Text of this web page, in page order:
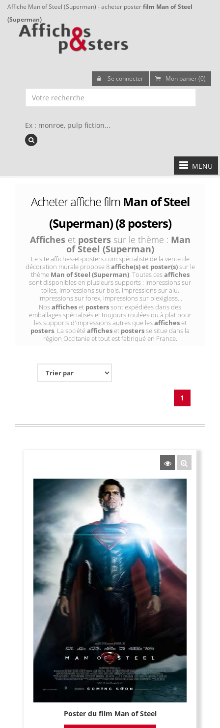
Affiche Man of Steel (Superman) - acheter posterfilm Man of Steel
(Superman)
Se connecter Mon panier (0)
Ex : monroe, pulp fiction...
MENU
Acheter affiche film Man of Steel
(Superman) (8 posters)
Afficheset posterssur le thème : Man
of Steel (Superman)
Le site affiches-et-posters.com spécialiste de la vente de
décoration murale propose 8affiche(s) et poster(s)sur le
thème Man of Steel (Superman). Toutes cesaffiches
sont disponibles en plusieurs supports : impressions sur
toiles, impressions sur bois, impressions sur alu,
impressions sur forex, impressions sur plexiglass...
Nosafficheset posterssont expédiées dans des
emballages spécialisés et toujours roulées ou à plat pour
les supports d'impressions autres que lesafficheset
posters. La sociétéafficheset postersse situe dans la
région Occitanie et tout est fabriqué en France.
1
Poster du film Man of Steel